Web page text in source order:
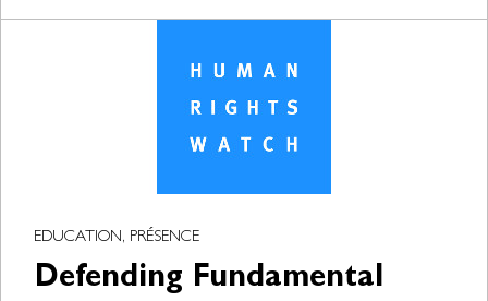
EDUCATION, PRÉSENCE
Defending Fundamental